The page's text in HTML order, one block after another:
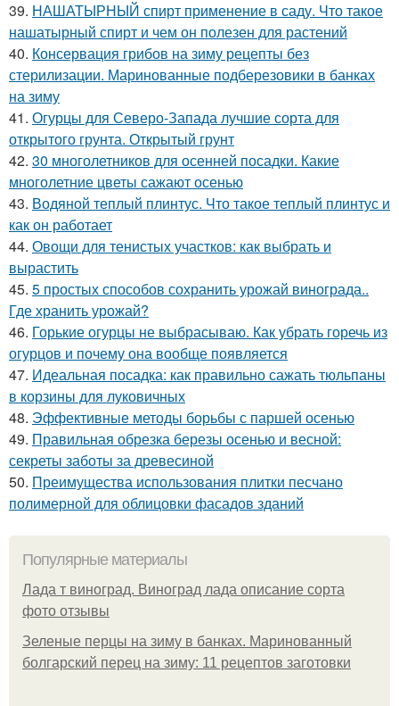
39. НАШАТЫРНЫЙ спирт применение в саду. Что такое
нашатырный спирт и чем он полезен для растений
40. Консервация грибов на зиму рецепты без
стерилизации. Маринованные подберезовики в банках
на зиму
41. Огурцы для Северо-Запада лучшие сорта для
открытого грунта. Открытый грунт
42. 30 многолетников для осенней посадки. Какие
многолетние цветы сажают осенью
43. Водяной теплый плинтус. Что такое теплый плинтус и
как он работает
44. Овощи для тенистых участков: как выбрать и
вырастить
45. 5 простых способов сохранить урожай винограда..
Где хранить урожай?
46. Горькие огурцы не выбрасываю. Как убрать горечь из
огурцов и почему она вообще появляется
47. Идеальная посадка: как правильно сажать тюльпаны
в корзины для луковичных
48. Эффективные методы борьбы с паршей осенью
49. Правильная обрезка березы осенью и весной:
секреты заботы за древесиной
50. Преимущества использования плитки песчано
полимерной для облицовки фасадов зданий
Популярные материалы
Лада т виноград. Виноград лада описание сорта
фото отзывы
Зеленые перцы на зиму в банках. Маринованный
болгарский перец на зиму: 11 рецептов заготовки